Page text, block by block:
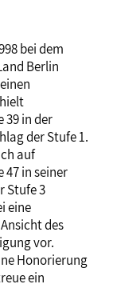
bei dem
Berlin
39 in der
der Stufe 1.
auf
in seiner
Stufe 3
eine
des
vor.
Honorierung
ein